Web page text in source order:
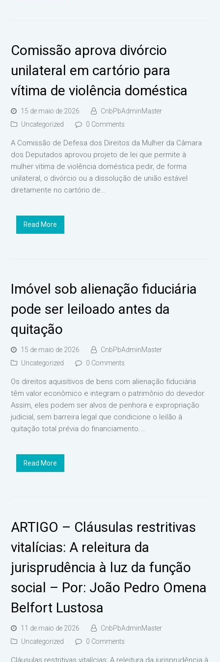
Comissão aprova divórcio
unilateral em cartório para
vítima de violência doméstica
15 de maio de 2026
CnbPbAdminMaster
Uncategorized
0 Comments
A Comissão de Defesa dos Direitos da Mulher da Câmara
dos Deputados aprovou projeto de lei que permite à
mulher vítima de violência doméstica pedir, de forma
unilateral, o divórcio ou a dissolução de união estável
diretamente no cartório de…
Read More
Imóvel sob alienação fiduciária
pode ser leiloado antes da
quitação
15 de maio de 2026
CnbPbAdminMaster
Uncategorized
0 Comments
Os direitos aquisitivos de bens com alienação fiduciária
têm valor econômico e integram o patrimônio do devedor.
Assim, eles podem ser alvos de penhora e expropriação
judicial, sem barreira legal que condicione o leilão à
quitação total prévia do financiamento.…
Read More
ARTIGO – Cláusulas restritivas
vitalícias: A releitura da
jurisprudência à luz da função
social – Por: João Pedro Omena
Belfort Lustosa
11 de maio de 2026
CnbPbAdminMaster
Uncategorized
0 Comments
Cláusulas restritivas vitalícias: A releitura da jurisprudência à